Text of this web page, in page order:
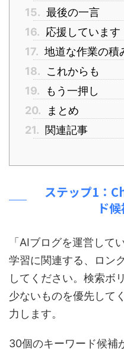
15. 最後の一言
16. 応援しています
17. 地道な作業の積
18.
これからも
19.
もう一押し
20.
まとめ
21.
関連記事
ステップ1：
ド
「AIブログを運営して
学習に関連する、ロン
してください。検索ボ
少ないものを優先して
力します。
30個のキーワード候補